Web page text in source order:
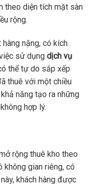
theo diện tích mặt sàn
rộng.
nặng, có kích
sử dụng dịch vụ
thể tự do sắp xếp
thuê với một chiều
năng tạo ra những
hợp lý.
rộng thuê kho theo
không gian riêng, có
khách hàng được